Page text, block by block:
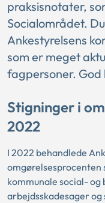
praksisnotater,
Socialområdet.
Ankestyrelsens
som er meget
fagpersoner.
Stigninger i
2022
I 2022 behandlede
omgørelsesprocenten
kommunale social-
arbejdsskadesager